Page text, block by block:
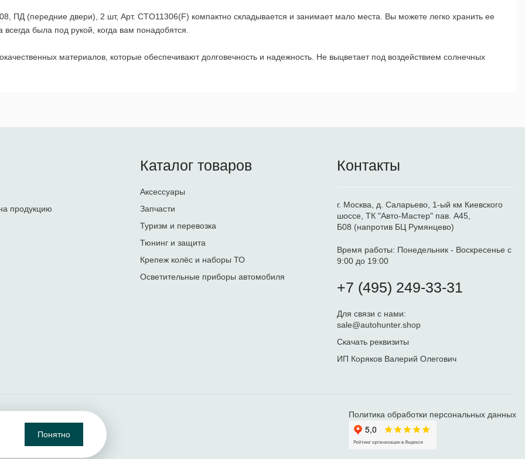
ПД (передние двери), 2 шт, Арт. CTO11306(F) компактно складывается и занимает мало места. Вы можете легко хранить ее
была под рукой, когда вам понадобятся.
материалов, которые обеспечивают долговечность и надежность. Не выцветает под воздействием солнечных
продукцию
Каталог товаров
Аксессуары
Запчасти
Туризм и перевозка
Тюнинг и защита
Крепеж колёс и наборы ТО
Осветительные приборы автомобиля
Контакты
г. Москва, д. Саларьево, 1-ый км Киевского
шоссе, ТК "Авто-Мастер" пав. А45,
Б08 (напротив БЦ Румянцево)
Время работы: Понедельник - Воскресенье с
9:00 до 19:00
+7 (495) 249-33-31
Для связи с нами:
sale@autohunter.shop
Скачать реквизиты
ИП Коряков Валерий Олегович
Политика обработки персональных данных
Понятно